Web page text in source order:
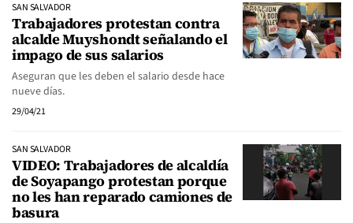
SAN SALVADOR
Trabajadores protestan contra
alcalde Muyshondt señalando el
impago de sus salarios
Aseguran que les deben el salario desde hace
nueve días.
29/04/21
SAN SALVADOR
VIDEO: Trabajadores de alcaldía
de Soyapango protestan porque
no les han reparado camiones de
basura